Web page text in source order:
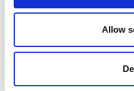
Allow
kokonaistuotannosta toisena